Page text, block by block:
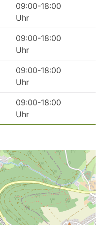
09:00-18:00
Uhr
09:00-18:00
Uhr
09:00-18:00
Uhr
09:00-18:00
Uhr